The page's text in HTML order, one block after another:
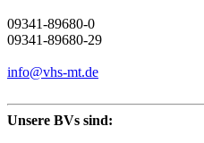
09341-89680-0
09341-89680-29
info@vhs-mt.de
Unsere BVs sind: